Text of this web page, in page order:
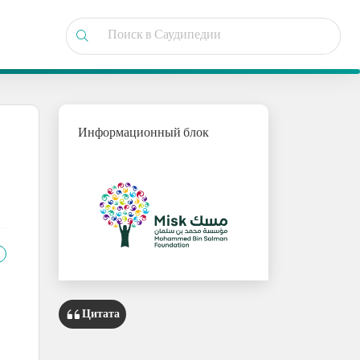
Информационный блок
Цитата